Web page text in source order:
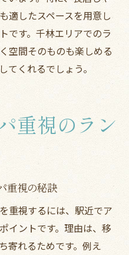
適したスペースを用意し
です。千林エリアでのラ
空間そのものも楽しめる
てくれるでしょう。
重視のラン
重視の秘訣
重視するには、駅近でア
イントです。理由は、移
寄れるためです。例え